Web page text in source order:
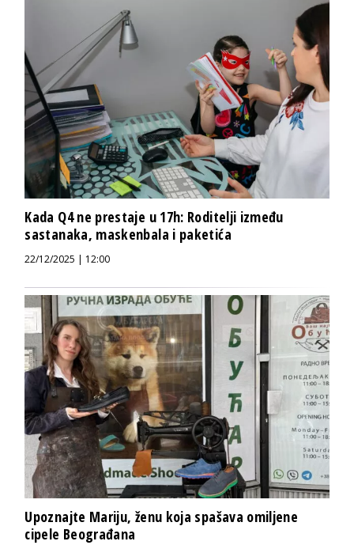
Kada Q4 ne prestaje u 17h: Roditelji između
sastanaka, maskenbala i paketića
22/12/2025 | 12:00
Upoznajte Mariju, ženu koja spašava omiljene
cipele Beograđana